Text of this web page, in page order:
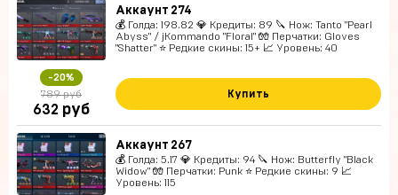
Аккаунт 274
💰 Голда: 198.82 💎 Кредиты: 89 🔪 Нож: Tanto "Pearl
Abyss" / jKommando "Floral" 🧤 Перчатки: Gloves
"Shatter" ⭐️ Редкие скины: 15+ 📈 Уровень: 40
-20%
789 руб
632 руб
Купить
Аккаунт 267
💰 Голда: 5.17 💎 Кредиты: 94 🔪 Нож: Butterfly "Black
Widow" 🧤 Перчатки: Punk ⭐️ Редкие скины: 9 📈
Уровень: 115